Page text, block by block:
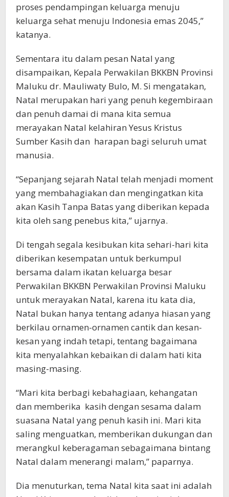
proses pendampingan keluarga menuju
keluarga sehat menuju Indonesia emas 2045,”
katanya.
Sementara itu dalam pesan Natal yang
disampaikan, Kepala Perwakilan BKKBN Provinsi
Maluku dr. Mauliwaty Bulo, M. Si mengatakan,
Natal merupakan hari yang penuh kegembiraan
dan penuh damai di mana kita semua
merayakan Natal kelahiran Yesus Kristus
Sumber Kasih dan harapan bagi seluruh umat
manusia.
“Sepanjang sejarah Natal telah menjadi moment
yang membahagiakan dan mengingatkan kita
akan Kasih Tanpa Batas yang diberikan kepada
kita oleh sang penebus kita,” ujarnya.
Di tengah segala kesibukan kita sehari-hari kita
diberikan kesempatan untuk berkumpul
bersama dalam ikatan keluarga besar
Perwakilan BKKBN Perwakilan Provinsi Maluku
untuk merayakan Natal, karena itu kata dia,
Natal bukan hanya tentang adanya hiasan yang
berkilau ornamen-ornamen cantik dan kesan-
kesan yang indah tetapi, tentang bagaimana
kita menyalahkan kebaikan di dalam hati kita
masing-masing.
“Mari kita berbagi kebahagiaan, kehangatan
dan memberika kasih dengan sesama dalam
suasana Natal yang penuh kasih ini. Mari kita
saling menguatkan, memberikan dukungan dan
merangkul keberagaman sebagaimana bintang
Natal dalam menerangi malam,” paparnya.
Dia menuturkan, tema Natal kita saat ini adalah